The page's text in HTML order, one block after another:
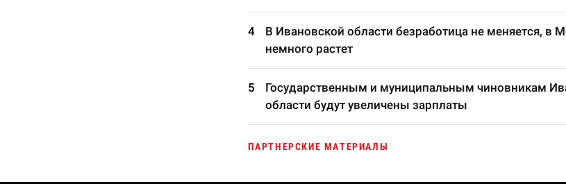
В Ивановской области безработица не меняется, в
немного растет
Государственным и муниципальным чиновникам
области будут увеличены зарплаты
ПАРТНЕРСКИЕ МАТЕРИАЛЫ